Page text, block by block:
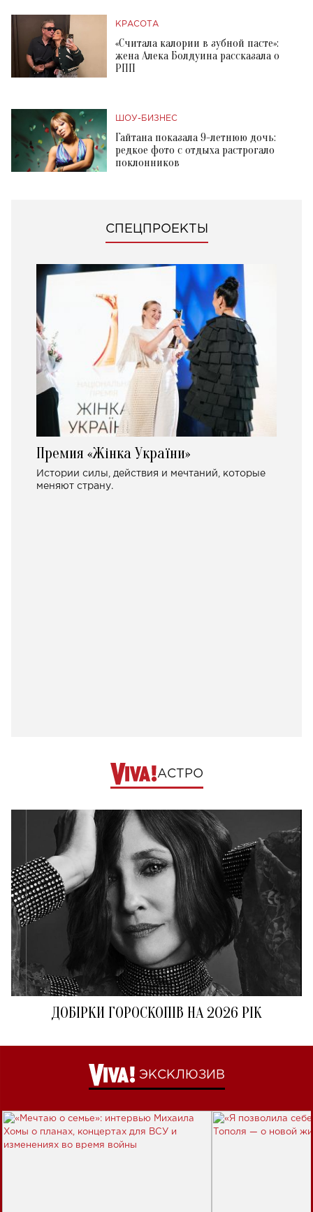
КРАСОТА
«Считала калории в зубной пасте»:
жена Алека Болдуина рассказала о
РПП
ШОУ-БИЗНЕС
Гайтана показала 9-летнюю дочь:
редкое фото с отдыха растрогало
поклонников
СПЕЦПРОЕКТЫ
Премия «Жінка України»
Истории силы, действия и мечтаний, которые
меняют страну.
АСТРО
ДОБІРКИ ГОРОСКОПІВ НА 2026 РІК
ЭКСКЛЮЗИВ